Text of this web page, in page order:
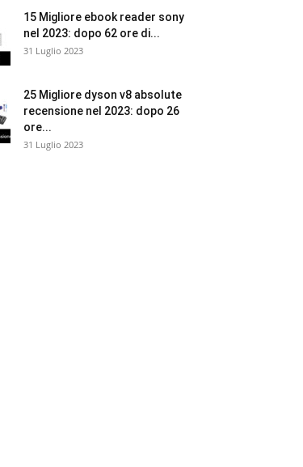
15 Migliore ebook reader sony
nel 2023: dopo 62 ore di...
31 Luglio 2023
25 Migliore dyson v8 absolute
recensione nel 2023: dopo 26
ore...
31 Luglio 2023